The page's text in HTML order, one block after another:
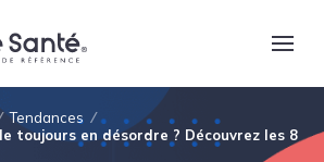
Tendances
toujours en désordre ? Découvrez les 8